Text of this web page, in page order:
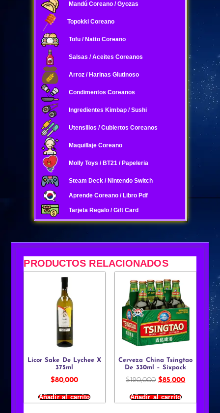
Mandú Coreano / Gyozas
Topokki Coreano
Tofu / Natto Coreano
Salsas / Aceites Coreanos
Arroz / Harinas Glutinoso
Condimentos Coreanos
Ingredientes Kimbap / Sushi
Utensilios / Cubiertos Coreanos
Maquillaje Coreano
Molly Toys / BT21 / Papeleria
Steam Deck / Nintendo Switch
Aprende Coreano / Libro Pdf
Tarjeta Regalo / Gift Card
PRODUCTOS RELACIONADOS
Licor Sake De Lychee X
375ml
$80,000
Añadir al carrito
Cerveza China Tsingtao
De 330ml – Sixpack
$120,000 $85,000
Añadir al carrito